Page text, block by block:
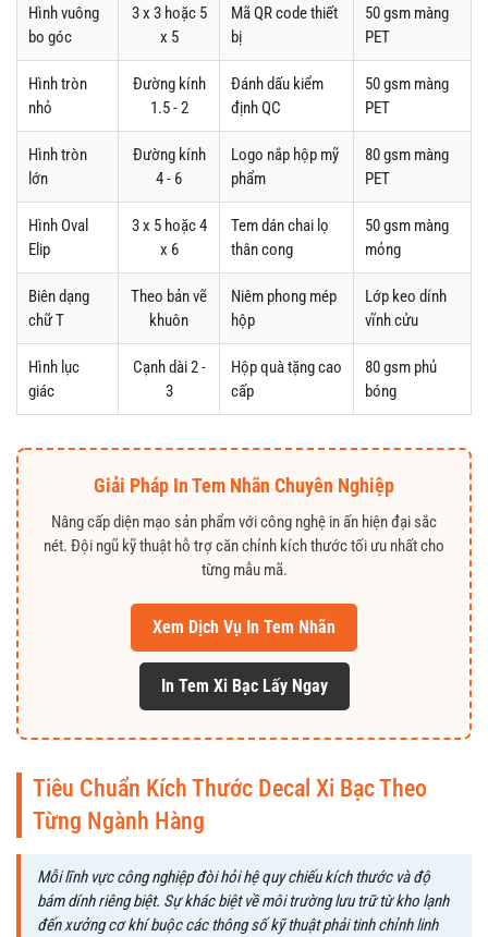
Hình vuông
bo góc
3 x 3 hoặc 5
x 5
Mã QR code thiết
bị
50 gsm màng
PET
Hình tròn
nhỏ
Đường kính
1.5 - 2
Đánh dấu kiểm
định QC
50 gsm màng
PET
Hình tròn
lớn
Đường kính
4 - 6
Logo nắp hộp mỹ
phẩm
80 gsm màng
PET
Hình Oval
Elip
3 x 5 hoặc 4
x 6
Tem dán chai lọ
thân cong
50 gsm màng
mỏng
Biên dạng
chữ T
Theo bản vẽ
khuôn
Niêm phong mép
hộp
Lớp keo dính
vĩnh cửu
Hình lục
giác
Cạnh dài 2 -
3
Hộp quà tặng cao
cấp
80 gsm phủ
bóng
Giải Pháp In Tem Nhãn Chuyên Nghiệp
Nâng cấp diện mạo sản phẩm với công nghệ in ấn hiện đại sắc
nét. Đội ngũ kỹ thuật hỗ trợ căn chỉnh kích thước tối ưu nhất cho
từng mẫu mã.
Xem Dịch Vụ In Tem Nhãn
In Tem Xi Bạc Lấy Ngay
Tiêu Chuẩn Kích Thước Decal Xi Bạc Theo
Từng Ngành Hàng
Mỗi lĩnh vực công nghiệp đòi hỏi hệ quy chiếu kích thước và độ
bám dính riêng biệt. Sự khác biệt về môi trường lưu trữ từ kho lạnh
đến xưởng cơ khí buộc các thông số kỹ thuật phải tinh chỉnh linh